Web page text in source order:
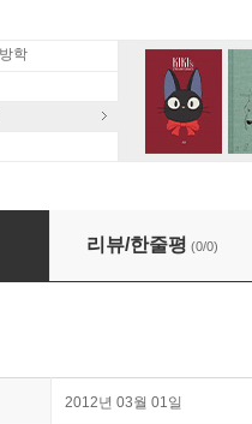
학
리뷰/한줄평 (0/0)
2012년 03월 01일